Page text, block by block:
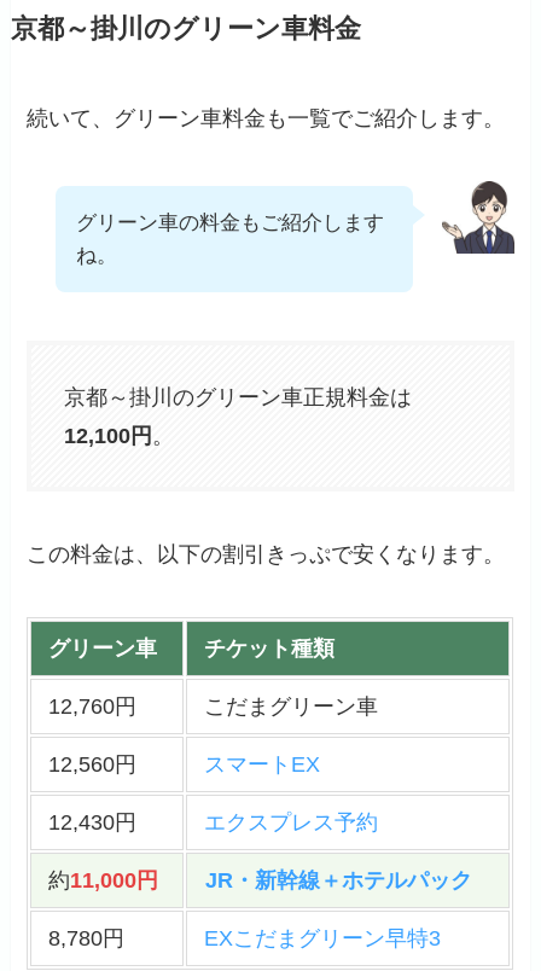
京都～掛川のグリーン車料金
続いて、グリーン車料金も一覧でご紹介します。
グリーン車の料金もご紹介します
ね。
京都～掛川のグリーン車正規料金は
12,100円 。
この料金は、以下の割引きっぷで安くなります。
グリーン車 チケット種類
12,760円 こだまグリーン車
12,560円 スマートEX
12,430円 エクスプレス予約
約11,000円 JR・新幹線＋ホテルパック
8,780円 EXこだまグリーン早特3